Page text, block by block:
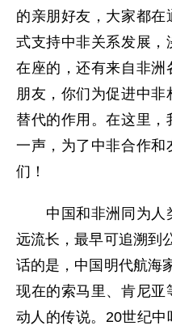
的亲朋好友，大家都
式支持中非关系发展，
在座的，还有来自非
朋友，你们为促进中
替代的作用。在这里
一声，为了中非合作
们！
中国和非洲同为人
远流长，最早可追溯到
话的是，中国明代航海
现在的索马里、肯尼亚
动人的传说。20世纪